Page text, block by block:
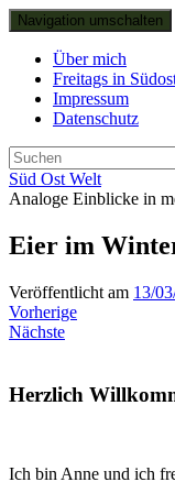
Navigation umschalten
Über mich
Freitags in
Impressum
Datenschutz
Süd Ost Welt
Analoge Einblicke in
Eier im
Veröffentlicht am 13/
Vorherige
Nächste
Herzlich
Ich bin Anne und ich